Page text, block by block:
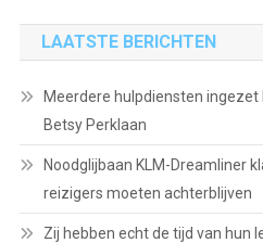
LAATSTE BERICHTEN
Meerdere hulpdiensten
Betsy Perklaan
Noodglijbaan KLM-Dreamliner
reizigers moeten achterblijven
Zij hebben echt de tijd van hun